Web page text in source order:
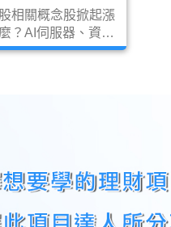
相關概念股掀起漲
？AI伺服器、資料
發？本文整理功率